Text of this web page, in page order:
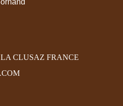
LA CLUSAZ FRANCE